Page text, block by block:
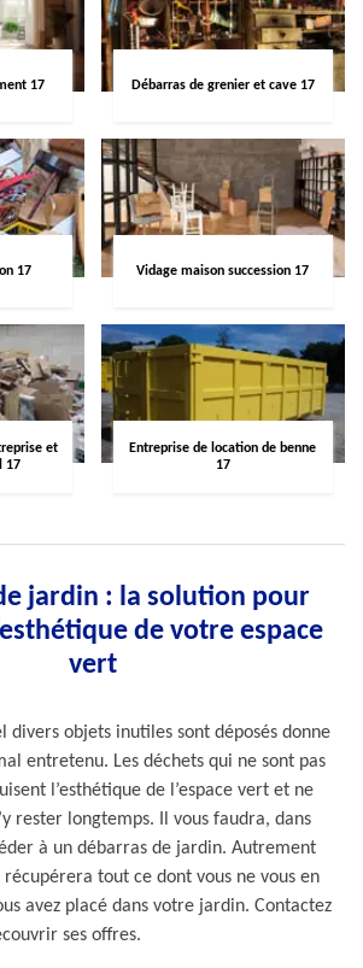
17 Débarras de grenier et cave 17
17 Vidage maison succession 17
et
17
Entreprise de location de benne
17
jardin : la solution pour
de votre espace
vert
divers objets inutiles sont déposés donne
entretenu. Les déchets qui ne sont pas
l’esthétique de l’espace vert et ne
rester longtemps. Il vous faudra, dans
à un débarras de jardin. Autrement
tout ce dont vous ne vous en
avez placé dans votre jardin. Contactez
ses offres.